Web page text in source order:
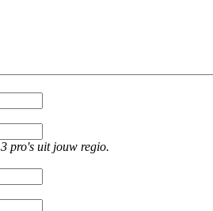
pro's uit jouw regio.